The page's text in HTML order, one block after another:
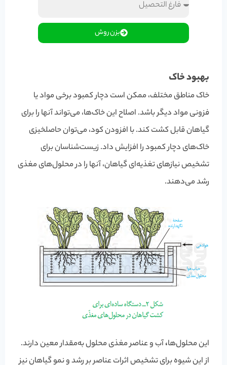
بزن روش
بهبود خاک
خاک مناطق مختلف، ممکن است دچار کمبود برخی مواد یا
فزونی مواد دیگر باشد. اصلاح این خاک‌ها، می‌تواند آنها را برای
گیاهان قابل کشت کند. با افزودن کود، می‌توان حاصلخیزی
خاک‌های دچار کمبود را افزایش داد. زیست‌شناسان برای
تشخیص نیازهای تغذیه‌ای گیاهان، آنها را در محلول‌های مغذی
رشد می‌دهند.
این محلول‌ها،آب و عناصر مغذی محلول به‌مقدار معین دارند.
از این شیوه برای تشخیص اثرات عناصر بر رشد و نمو گیاهان نیز